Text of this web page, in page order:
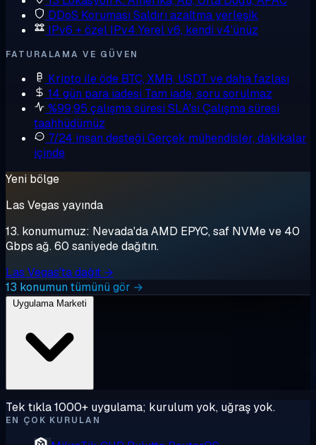
DDoS Koruması Saldırı azaltma yerleşik
IPv6 + özel IPv4 Yerel v6, kendi v4'ünüz
FATURALAMA VE GÜVEN
Kripto ile öde BTC, XMR, USDT ve daha fazlası
14 gün para iadesi Tam iade, soru sorulmaz
%99,95 çalışma süresi SLA'sı Çalışma süresi
taahhüdümüz
7/24 insan desteği Gerçek mühendisler, dakikalar
içinde
Yeni bölge
Las Vegas yayında
13. konumumuz: Nevada'da AMD EPYC, saf NVMe ve 40
Gbps ağ. 60 saniyede dağıtın.
Las Vegas'ta dağıt →
13 konumun tümünü gör →
Tek tıkla 1000+ uygulama; kurulum yok, uğraş yok.
EN ÇOK KURULAN